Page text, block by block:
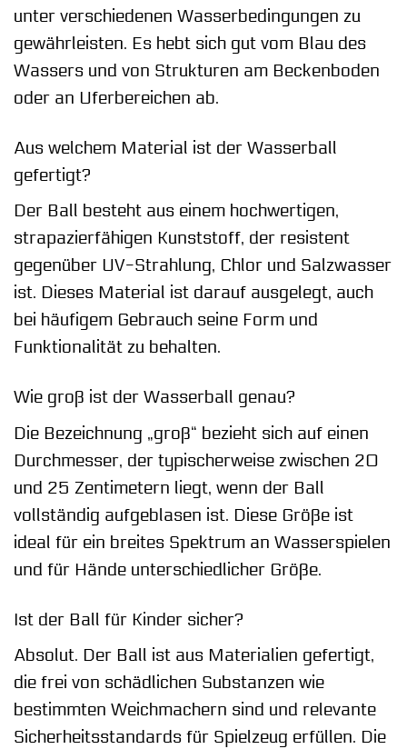
unter verschiedenen Wasserbedingungen zu
gewährleisten. Es hebt sich gut vom Blau des
Wassers und von Strukturen am Beckenboden
oder an Uferbereichen ab.
Aus welchem Material ist der Wasserball
gefertigt?
Der Ball besteht aus einem hochwertigen,
strapazierfähigen Kunststoff, der resistent
gegenüber UV-Strahlung, Chlor und Salzwasser
ist. Dieses Material ist darauf ausgelegt, auch
bei häufigem Gebrauch seine Form und
Funktionalität zu behalten.
Wie groß ist der Wasserball genau?
Die Bezeichnung „groß“ bezieht sich auf einen
Durchmesser, der typischerweise zwischen 20
und 25 Zentimetern liegt, wenn der Ball
vollständig aufgeblasen ist. Diese Größe ist
ideal für ein breites Spektrum an Wasserspielen
und für Hände unterschiedlicher Größe.
Ist der Ball für Kinder sicher?
Absolut. Der Ball ist aus Materialien gefertigt,
die frei von schädlichen Substanzen wie
bestimmten Weichmachern sind und relevante
Sicherheitsstandards für Spielzeug erfüllen. Die